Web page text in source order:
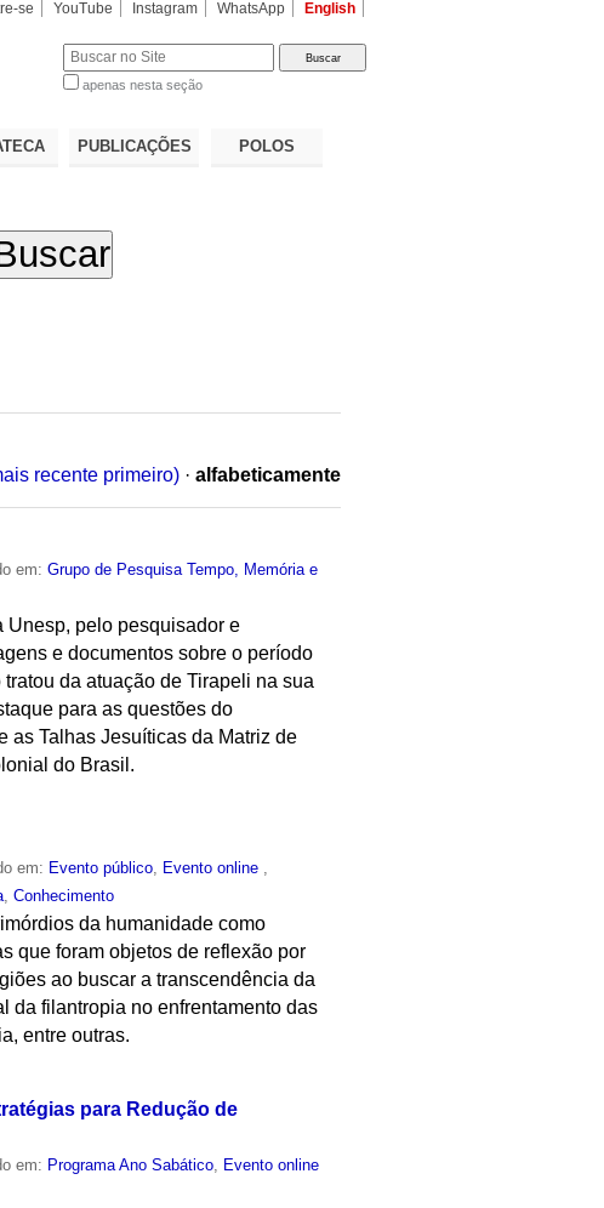
se YouTube Instagram WhatsApp English
apenas nesta seção
PUBLICAÇÕES POLOS
recente primeiro) · alfabeticamente
em:Grupo de Pesquisa Tempo, Memória e
Unesp, pelo pesquisador e
e documentos sobre o período
da atuação de Tirapeli na sua
para as questões do
as Talhas Jesuíticas da Matriz de
do Brasil.
em: Evento público Evento online
,Conhecimento
da humanidade como
que foram objetos de reflexão por
ao buscar a transcendência da
da filantropia no enfrentamento das
entre outras.
para Redução de
em: Programa Ano Sabático, Evento online